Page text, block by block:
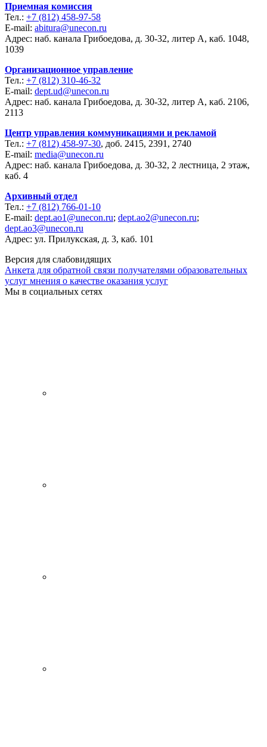
Приемная комиссия
Тел.: +7 (812) 458-97-58
E-mail: abitura@unecon.ru
Адрес: наб. канала Грибоедова, д. 30-32, литер А, каб. 1048,
1039
Организационное управление
Тел.: +7 (812) 310-46-32
E-mail: dept.ud@unecon.ru
Адрес: наб. канала Грибоедова, д. 30-32, литер А, каб. 2106,
2113
Центр управления коммуникациями и рекламой
Тел.: +7 (812) 458-97-30, доб. 2415, 2391, 2740
E-mail: media@unecon.ru
Адрес: наб. канала Грибоедова, д. 30-32, 2 лестница, 2 этаж,
каб. 4
Архивный отдел
Тел.: +7 (812) 766-01-10
E-mail: dept.ao1@unecon.ru; dept.ao2@unecon.ru;
dept.ao3@unecon.ru
Адрес: ул. Прилукская, д. 3, каб. 101
Версия для слабовидящих
Анкета для обратной связи получателями образовательных
услуг мнения о качестве оказания услуг
Мы в социальных сетях